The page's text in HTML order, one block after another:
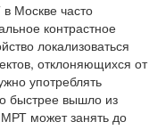
Москве часто
контрастное
локализоваться
отклоняющихся от
употреблять
быстрее вышло из
может занять до